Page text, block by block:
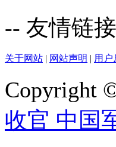
-- 友情链
关于网站 | 网站声明 | 用户
Copyright
收官 中国